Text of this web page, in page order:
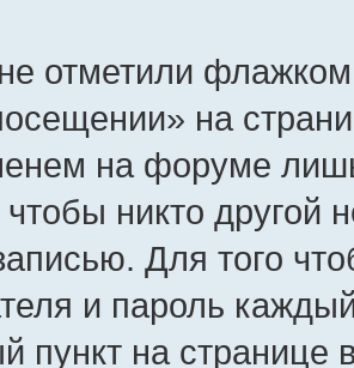
отметили флажком
на
на форуме
чтобы никто другой
Для того
и пароль
пункт на